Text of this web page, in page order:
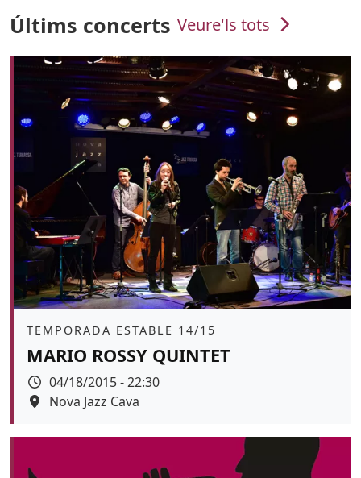
Últims concerts Veure'ls tots
Àmbit
TEMPORADA ESTABLE 14/15
MARIO ROSSY QUINTET
Data
04/18/2015 - 22:30
Espai
Nova Jazz Cava